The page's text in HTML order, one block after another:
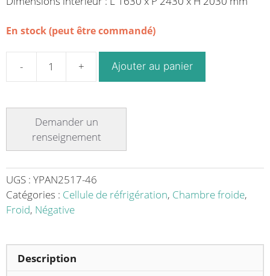
En stock (peut être commandé)
quantité
froide,
froid
négatif,
80
mm,
Ajouter au panier
UGS : YPAN2517-46
Catégories : Cellule de réfrigération, Chambre froide,
Froid, Négative
Description